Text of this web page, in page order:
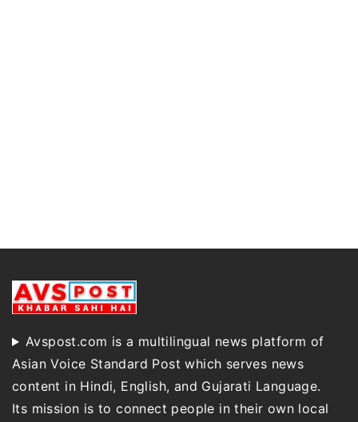
Avspost.com is a multilingual news platform of
Asian Voice Standard Post which serves news
content in Hindi, English, and Gujarati Language.
Its mission is to connect people in their own local